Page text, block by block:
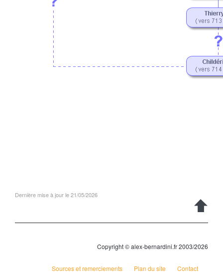
Dernière mise à jour le 21/05/2026
Copyright © alex-bernardini.fr 2003/2026
Sources et remerciements Plan du site Contact